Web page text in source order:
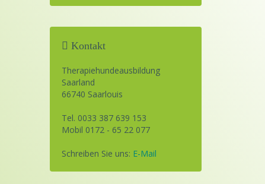
Kontakt
Therapiehundeausbildung
Saarland
66740 Saarlouis
Tel. 0033 387 639 153
Mobil 0172 - 65 22 077
Schreiben Sie uns: E-Mail